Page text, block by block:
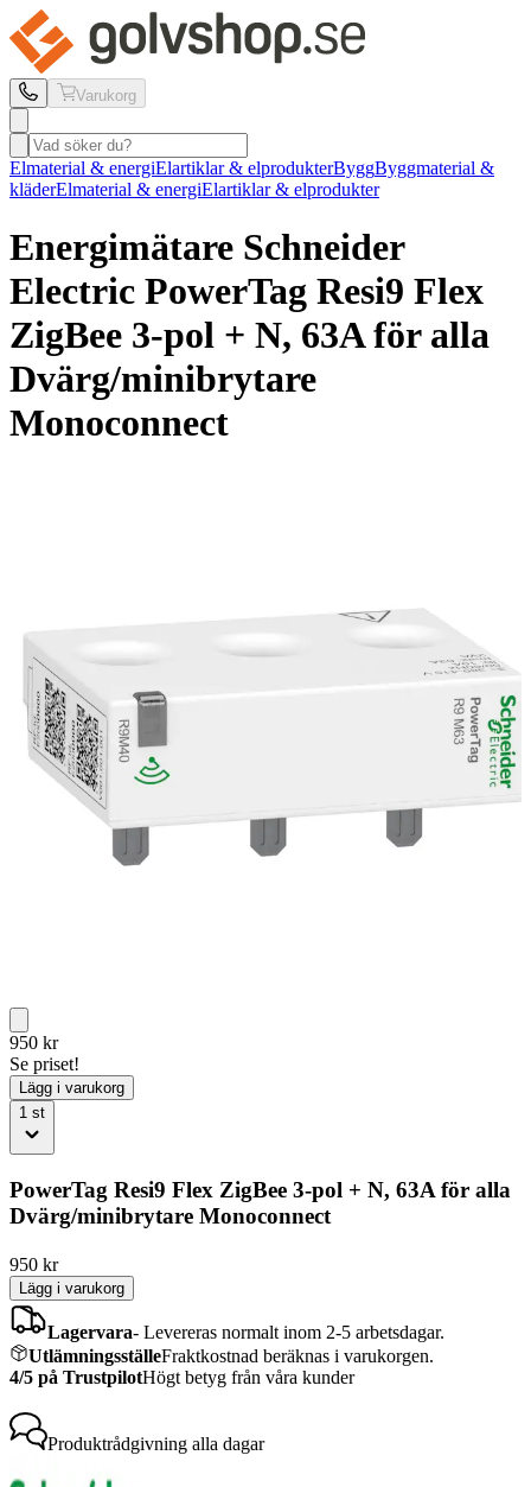
Varukorg
Elmaterial & energiElartiklar & elprodukterByggByggmaterial &
kläderElmaterial & energiElartiklar & elprodukter
Energimätare Schneider
Electric PowerTag Resi9 Flex
ZigBee 3-pol + N, 63A för alla
Dvärg/minibrytare
Monoconnect
950 kr
Se priset!
Lägg i varukorg
1 st
PowerTag Resi9 Flex ZigBee 3-pol + N, 63A för alla
Dvärg/minibrytare Monoconnect
950 kr
Lägg i varukorg
Lagervara- Levereras normalt inom 2-5 arbetsdagar.
UtlämningsställeFraktkostnad beräknas i varukorgen.
4/5 på TrustpilotHögt betyg från våra kunder
Produktrådgivning alla dagar